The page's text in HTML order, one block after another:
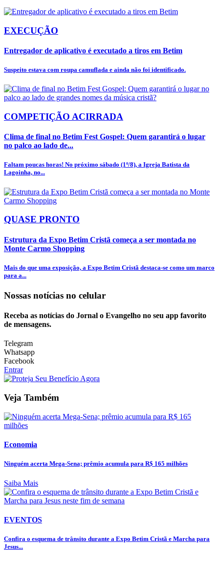
EXECUÇÃO
Entregador de aplicativo é executado a tiros em Betim
Suspeito estava com roupa camuflada e ainda não foi identificado.
COMPETIÇÃO ACIRRADA
Clima de final no Betim Fest Gospel: Quem garantirá o lugar
no palco ao lado de...
Faltam poucas horas! No próximo sábado (1º/8), a Igreja Batista da
Lagoinha, no...
QUASE PRONTO
Estrutura da Expo Betim Cristã começa a ser montada no
Monte Carmo Shopping
Mais do que uma exposição, a Expo Betim Cristã destaca-se como um marco
para a...
Nossas notícias no celular
Receba as notícias do Jornal o Evangelho no seu app favorito
de mensagens.
Telegram
Whatsapp
Facebook
Entrar
Veja Também
Economia
Ninguém acerta Mega-Sena; prêmio acumula para R$ 165 milhões
Saiba Mais
EVENTOS
Confira o esquema de trânsito durante a Expo Betim Cristã e Marcha para
Jesus...